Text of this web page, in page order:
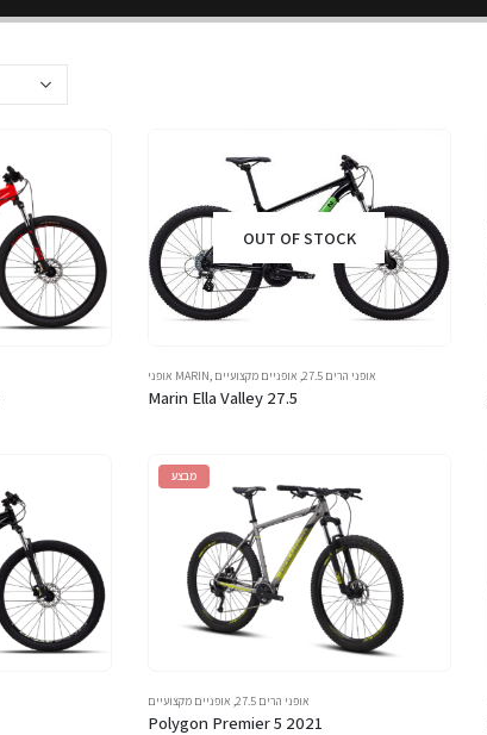
OUT OF STOCK
אופני MARIN, אופני הרים 27.5 , אופניים מקצועיים
Marin Ella Valley 27.5
מבצע
אופני הרים 27.5 , אופניים מקצועיים
Polygon Premier 5 2021